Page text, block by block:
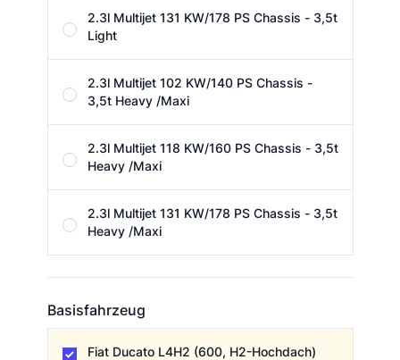
2.3l Multijet 131 KW/178 PS Chassis - 3,5t
Light
2.3l Multijet 102 KW/140 PS Chassis -
3,5t Heavy /Maxi
2.3l Multijet 118 KW/160 PS Chassis - 3,5t
Heavy /Maxi
2.3l Multijet 131 KW/178 PS Chassis - 3,5t
Heavy /Maxi
Basisfahrzeug
Fiat Ducato L4H2 (600, H2-Hochdach)